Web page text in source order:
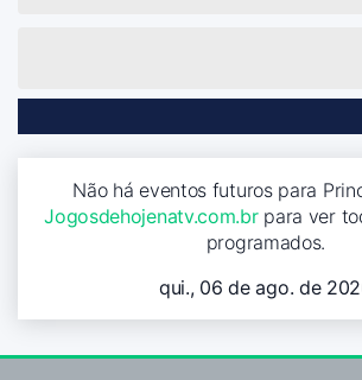
Não há eventos futuros para
Jogosdehojenatv.com.brpara ver
programados.
qui., 06 de ago. de